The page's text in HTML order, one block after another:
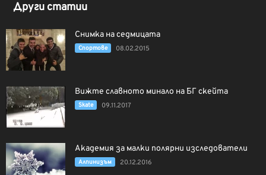
Други статии
Снимка на седмицата
Спортове 08.02.2015
Вижте славното минало на БГ скейта
Skate 09.11.2017
Академия за малки полярни изследователи
Алпинизъм 20.12.2016